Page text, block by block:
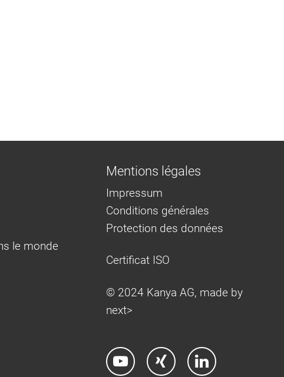
le monde
Mentions légales
Impressum
Conditions générales
Protection des données
Certificat ISO
© 2024 Kanya AG, made by
next>